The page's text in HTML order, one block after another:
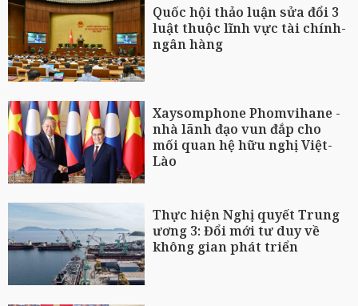
Quốc hội thảo luận sửa đổi 3
luật thuộc lĩnh vực tài chính-
ngân hàng
Xaysomphone Phomvihane -
nhà lãnh đạo vun đắp cho
mối quan hệ hữu nghị Việt-
Lào
Thực hiện Nghị quyết Trung
ương 3: Đổi mới tư duy về
không gian phát triển